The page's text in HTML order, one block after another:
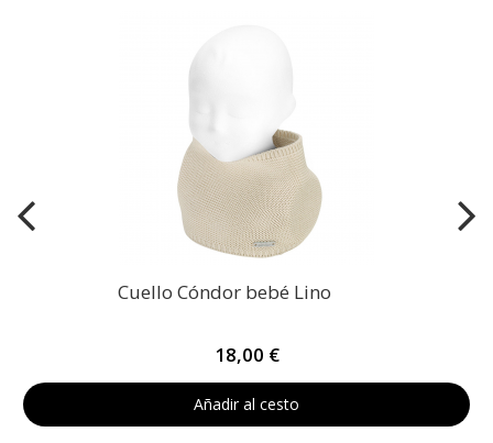
Cuello Cóndor bebé Lino
18,00 €
Añadir al cesto